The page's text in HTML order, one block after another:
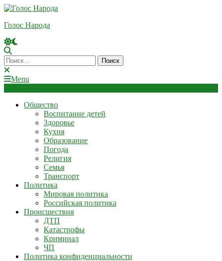
Skip
Content
Голос Народа
Найти:
Menu
Общество
Воспитание детей
Здоровье
Кухня
Образование
Погода
Религия
Семья
Транспорт
Политика
Мировая политика
Российская политика
Происшествия
ДТП
Катастрофы
Криминал
ЧП
Политика конфиденциальности